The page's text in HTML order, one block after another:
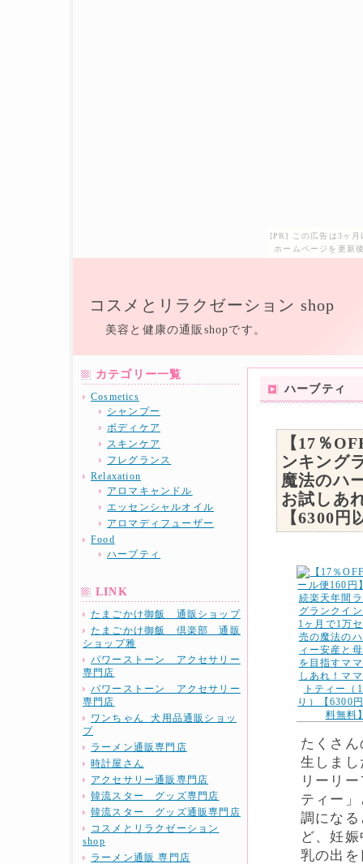
[PR] この広告は3ヶ
ホームページを更新
コスメとリラクゼーション shop
美容と健康の通販shopです。
ハーブティ
【17％
ンキング
魔法のハ
お試しあ
【6300
たくさ
生しま
リーリ
ティー
調にな
ど、妊
乳の出
カテゴリー一覧
Cosmetics
シャンプー
ボディケア
スキンケア
フレグランス
Relaxation
アロマキャンドル
エッセンシャルオイル
アロマディフューザー
Food
ハーブティ
LINK
たまごかけ御飯 通販ショップ
たまごかけ御飯 倶楽部 通販
ショップ雅
パワーストーン アクセサリー
専門店
パワーストーン アクセサリー
専門店
ワンちゃん 犬用品通販ショッ
プ
ラーメン通販専門店
時計屋さん
アクセサリー通販専門店
韓流スター グッズ専門店
韓流スター グッズ通販専門店
コスメとリラクゼーション
shop
ラーメン通販 専門店